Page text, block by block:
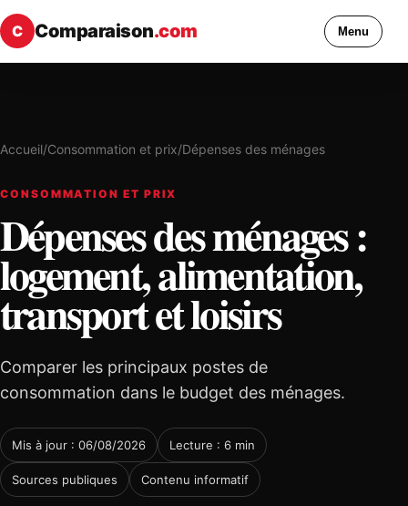
C Comparaison.com Menu
Accueil/Consommation et prix/Dépenses des ménages
CONSOMMATION ET PRIX
Dépenses des ménages :
logement, alimentation,
transport et loisirs
Comparer les principaux postes de
consommation dans le budget des ménages.
Mis à jour : 06/08/2026 Lecture : 6 min
Sources publiques Contenu informatif